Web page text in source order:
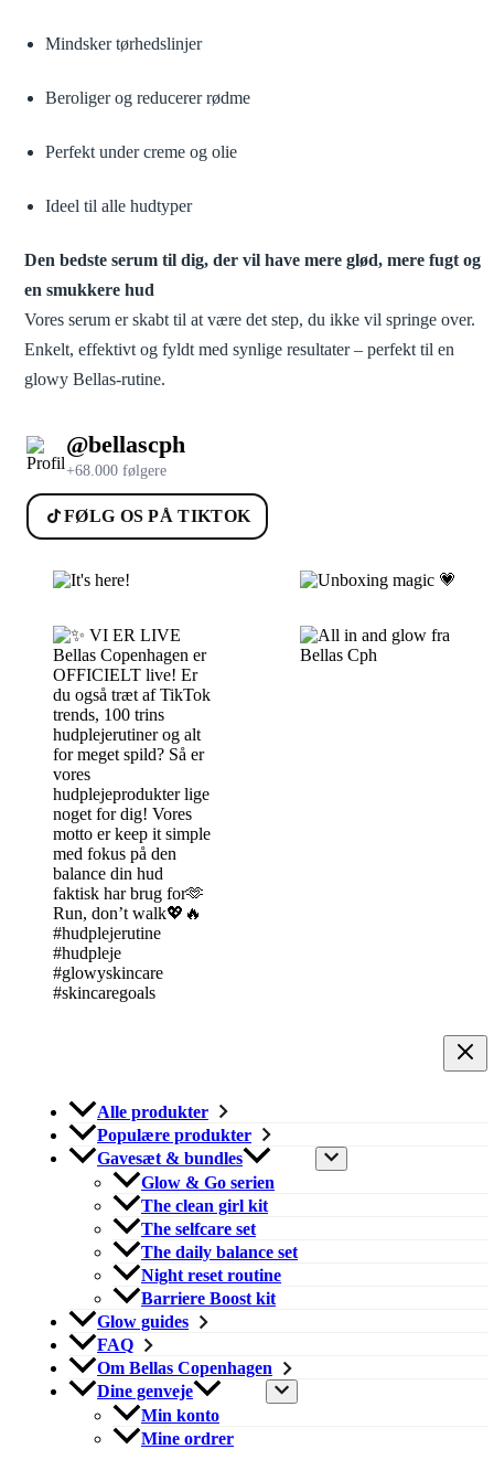
Mindsker tørhedslinjer
Beroliger og reducerer rødme
Perfekt under creme og olie
Ideel til alle hudtyper
Den bedste serum til dig, der vil have mere glød, mere fugt og
en smukkere hud
Vores serum er skabt til at være det step, du ikke vil springe over.
Enkelt, effektivt og fyldt med synlige resultater – perfekt til en
glowy Bellas-rutine.
@bellascph
+68.000 følgere
FØLG OS PÅ TIKTOK
Alle produkter
Populære produkter
Gavesæt & bundles
Glow & Go serien
The clean girl kit
The selfcare set
The daily balance set
Night reset routine
Barriere Boost kit
Glow guides
FAQ
Om Bellas Copenhagen
Dine genveje
Min konto
Mine ordrer